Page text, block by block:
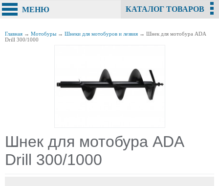
МЕНЮ КАТАЛОГ ТОВАРОВ
Главная → Мотобуры → Шнеки для мотобуров и лезвия → Шнек для мотобура ADA
Drill 300/1000
Шнек для мотобура ADA
Drill 300/1000